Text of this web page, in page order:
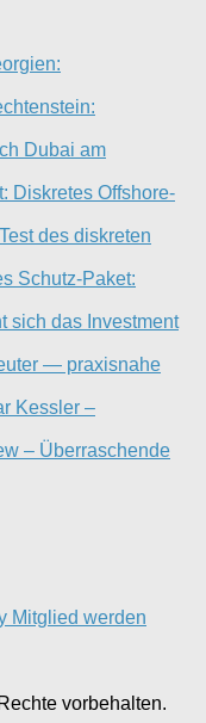
Dubai am
Diskretes Offshore-
des diskreten
Schutz-Paket:
sich das Investment
— praxisnahe
Kessler –
– Überraschende
Mitglied werden
vorbehalten.